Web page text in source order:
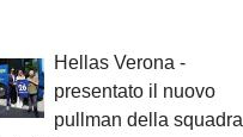
Hellas Verona -
presentato il nuovo
pullman della squadra